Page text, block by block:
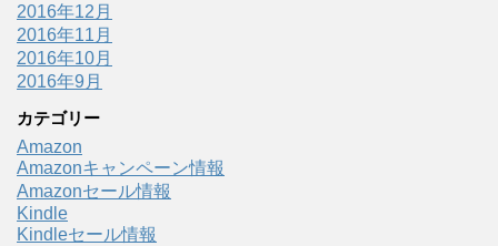
2016年12月
2016年11月
2016年10月
2016年9月
カテゴリー
Amazon
Amazonキャンペーン情報
Amazonセール情報
Kindle
Kindleセール情報